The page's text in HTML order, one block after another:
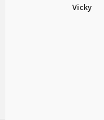
Vicky